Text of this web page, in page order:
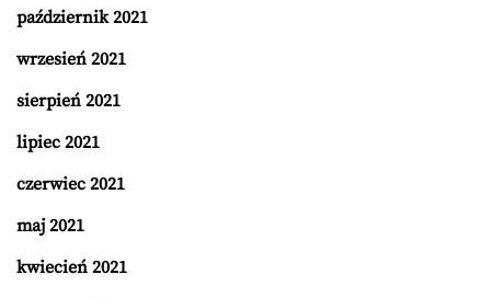
październik 2021
wrzesień 2021
sierpień 2021
lipiec 2021
czerwiec 2021
maj 2021
kwiecień 2021